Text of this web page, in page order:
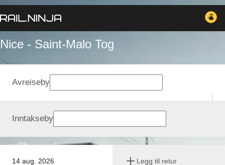
Nice - Saint-Malo Tog
14 aug. 2026 Legg til retur
Avreiseby
Inntakseby